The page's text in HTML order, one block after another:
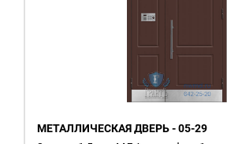
МЕТАЛЛИЧЕСКАЯ ДВЕРЬ - 05-29